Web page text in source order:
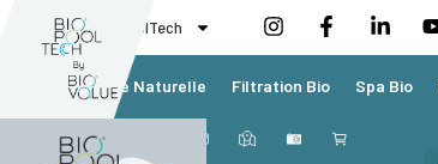
BioValue BioPoolTech
Piscine Naturelle Filtration Bio Spa Bio